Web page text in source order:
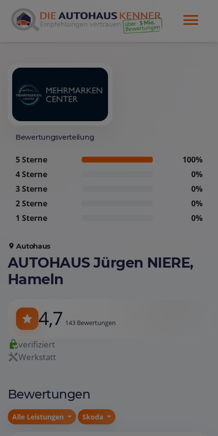
Bewertungsverteilung
5 Sterne
100%
4 Sterne
0%
3 Sterne
0%
2 Sterne
0%
1 Sterne
0%
Autohaus
AUTOHAUS Jürgen NIERE,
Hameln
4,7 143 Bewertungen
verifiziert
Werkstatt
Bewertungen
Alle Leistungen Skoda